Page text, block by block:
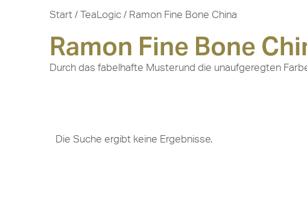
Start / TeaLogic / Ramon Fine Bone China
Ramon Fine Bone
Durch das fabelhafte Musterund die unaufgeregten
Die Suche ergibt keine Ergebnisse.